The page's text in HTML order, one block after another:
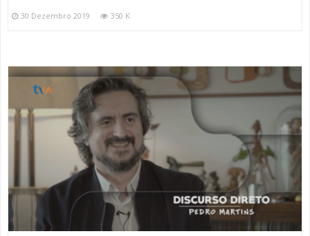
30 Dezembro 2019 350 K